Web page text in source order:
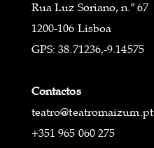
Rua Luz Soriano, n.º 67
1200-106 Lisboa
GPS: 38.71236,-9.14575
Contactos
teatro@teatromaizum.pt
+351 965 060 275